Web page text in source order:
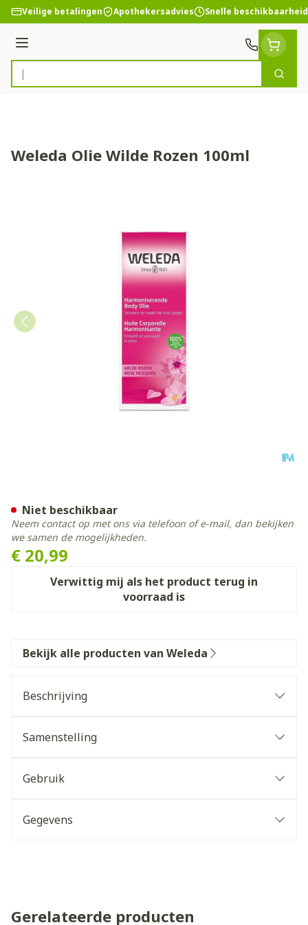
Ga naar de inhoud
Veilige betalingen Apothekersadvies Snelle beschikbaarheid
Menu
Product, merk, categorie...
Zoek
Weleda Olie Wilde Rozen 100ml
€ 20,99
Verwittig mij als het product terug in
voorraad is
Niet beschikbaar
Neem contact op met ons via telefoon of e-mail, dan bekijken
we samen de mogelijkheden.
Bekijk alle producten van Weleda
Beschrijving
Samenstelling
Gebruik
Gegevens
Gerelateerde producten